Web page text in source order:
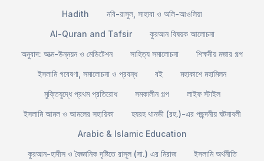
Hadith
নবি-রাসুল, সাহাবা ও অলি-আওলিয়া
Al-Quran and Tafsir
কুরআন বিষয়ক আলোচনা
অনুবাদ: আত্ম-উন্নয়ন ও মেডিটেশন
সাহিত্য সমালোচনা
শিক্ষনীয় মজার গল্প
ইসলামি গবেষণা, সমালোচনা ও প্রবন্ধ
বই
মহাকাশে মহামিলন
মুক্তিযুদ্ধে প্রথম প্রতিরোধ
সমকালীন গল্প
লাইফ স্টাইল
ইসলামি আমল ও আমলের সহায়িকা
হযরহ থানভী (রহ.)-এর পছন্দনীয় ঘটনাবলী
Arabic & Islamic Education
কুরআন-হাদীস ও বৈজ্ঞানিক দৃষ্টিতে রাসূল (সা.) এর মিরাজ
ইসলামি অর্থনীতি